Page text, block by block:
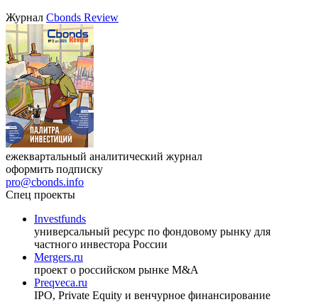
Журнал Cbonds Review
ежеквартальный аналитический журнал
оформить подписку
pro@cbonds.info
Спец проекты
Investfunds
универсальный ресурс по фондовому рынку для
частного инвестора России
Mergers.ru
проект о российском рынке M&A
Preqveca.ru
IPO, Private Equity и венчурное финансирование